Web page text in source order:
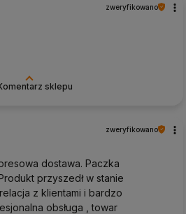
sklepu
zweryfikowano
zweryfikowano
dostawa. Paczka
przyszedł w stanie
z klientami i bardzo
obsługa , towar